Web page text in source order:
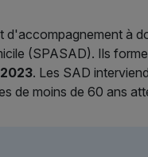
à
(SPASAD). Ils
. Les SAD
de moins de 60 ans